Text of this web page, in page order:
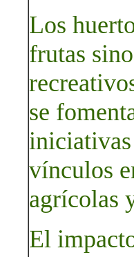
Los
frutas
se
iniciativas
vínculos
agrícolas
El